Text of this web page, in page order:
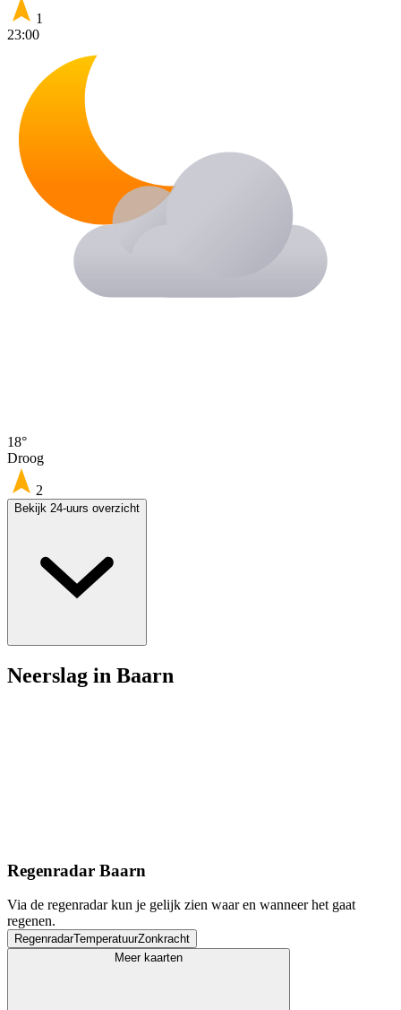
1
23:00
18°
Droog
2
Bekijk 24-uurs overzicht
Neerslag in Baarn
Regenradar Baarn
Via de regenradar kun je gelijk zien waar en wanneer het gaat
regenen.
RegenradarTemperatuurZonkracht
Meer kaarten